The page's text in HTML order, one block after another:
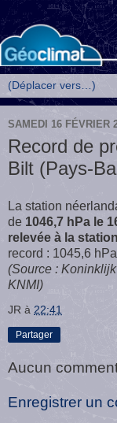
SAMEDI 16 FÉVRIER
Record de
Bilt (Pays-
La station
de 1046,7 hPa le
relevée à la
record : 1045,6
(Source :
KNMI)
JR à 22:41
Partager
Aucun
Enregistrer un